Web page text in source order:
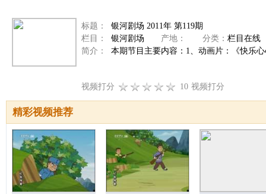
标题：
银河剧场 2011年 第119期
栏目：
银河剧场 产地： 分类： 栏目在线
简介：
本期节目主要内容：1、动画片：《快乐
视频打分 10 视频打分
精彩视频推荐